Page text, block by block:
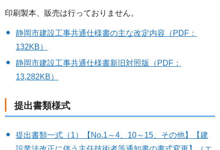
印刷製本、販売は行っておりません。
静岡市建設工事共通仕様書の主な改定内容（PDF：
132KB）
静岡市建設工事共通仕様書新旧対照版（PDF：
13,282KB）
提出書類様式
提出書類一式（1）【No.1～4、10～15、その他】【建